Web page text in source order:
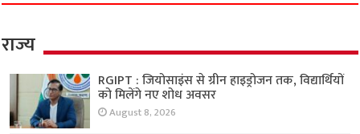
राज्य
RGIPT : जियोसाइंस से ग्रीन हाइड्रोजन तक, विद्यार्थियों
को मिलेंगे नए शोध अवसर
August 8, 2026